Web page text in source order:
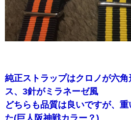
純正ストラップはクロノが六
ス、3針がミラネーゼ風
どちらも品質は良いですが、